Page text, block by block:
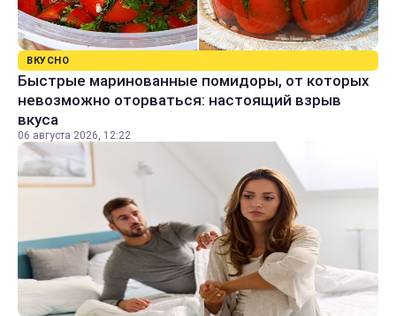
ВКУСНО
Быстрые маринованные помидоры, от которых
невозможно оторваться: настоящий взрыв
вкуса
06 августа 2026, 12:22